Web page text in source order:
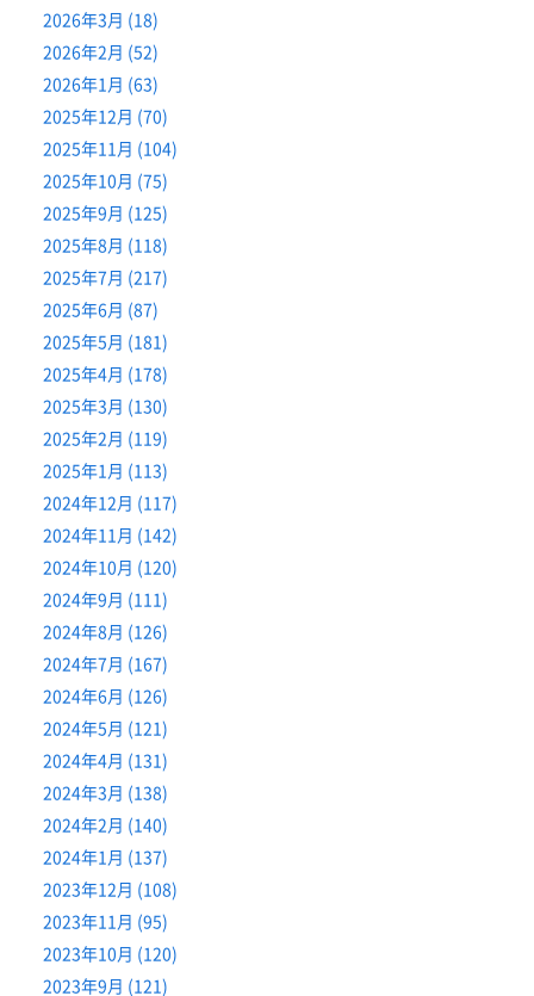
2026年3月 (18)
2026年2月 (52)
2026年1月 (63)
2025年12月 (70)
2025年11月 (104)
2025年10月 (75)
2025年9月 (125)
2025年8月 (118)
2025年7月 (217)
2025年6月 (87)
2025年5月 (181)
2025年4月 (178)
2025年3月 (130)
2025年2月 (119)
2025年1月 (113)
2024年12月 (117)
2024年11月 (142)
2024年10月 (120)
2024年9月 (111)
2024年8月 (126)
2024年7月 (167)
2024年6月 (126)
2024年5月 (121)
2024年4月 (131)
2024年3月 (138)
2024年2月 (140)
2024年1月 (137)
2023年12月 (108)
2023年11月 (95)
2023年10月 (120)
2023年9月 (121)